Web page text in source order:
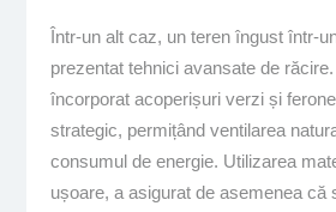
Într-un alt caz, un teren îngust într-
prezentat tehnici avansate de
încorporat acoperișuri verzi și
strategic, permițând ventilarea
consumul de energie. Utilizarea
ușoare, a asigurat de asemenea că